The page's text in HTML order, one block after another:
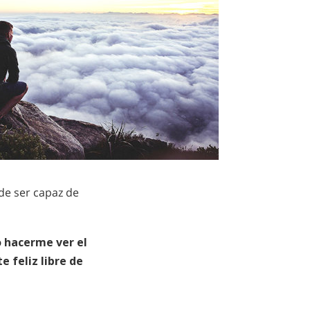
ser capaz de
ver el
feliz libre de